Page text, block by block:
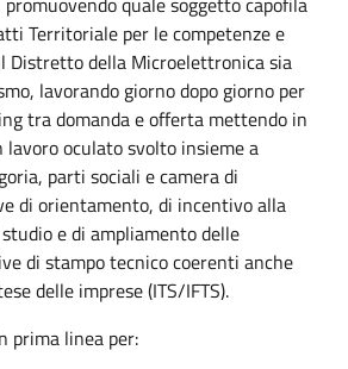
Territoriale per le competenze e
Distretto della Microelettronica sia
lavorando giorno dopo giorno per
tra domanda e offerta mettendo in
lavoro oculato svolto insieme a
parti sociali e camera di
di orientamento, di incentivo alla
e di ampliamento delle
di stampo tecnico coerenti anche
delle imprese (ITS/IFTS).
prima linea per: